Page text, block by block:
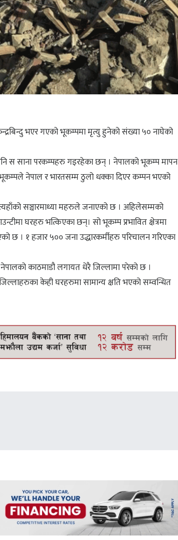
भएर गएको भूकम्पमा मृत्यु हुनेको संख्या ५० नाघेको
स साना परकम्पहरु गइरहेका छन् । नेपालको भूकम्प मापन
नेपाल र भारतसम्म ठुलो धक्का दिएर कम्पन भएको
सञ्चारमाध्या महरुले जनाएको छ । अहिलेसम्मको
घरहरु भत्किएका छन्। सो भूकम्प प्रभावित क्षेत्रमा
छ । १ हजार ५०० जना उद्धारकर्मीहरु परिचालन गरिएका
काठमाडौ लगायत धेरै जिल्लामा परेको छ ।
केही घरहरुमा सामान्य क्षति भएको सम्वन्धित